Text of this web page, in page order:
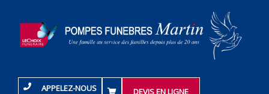
APPELEZ-NOUS
DEVIS EN LIGNE